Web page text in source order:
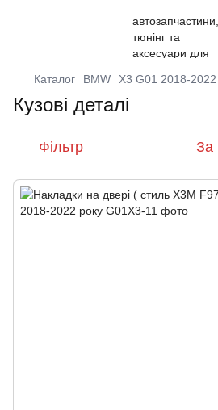
Каталог BMW X3 G01 2018-2022
Кузові деталі
Фільтр За